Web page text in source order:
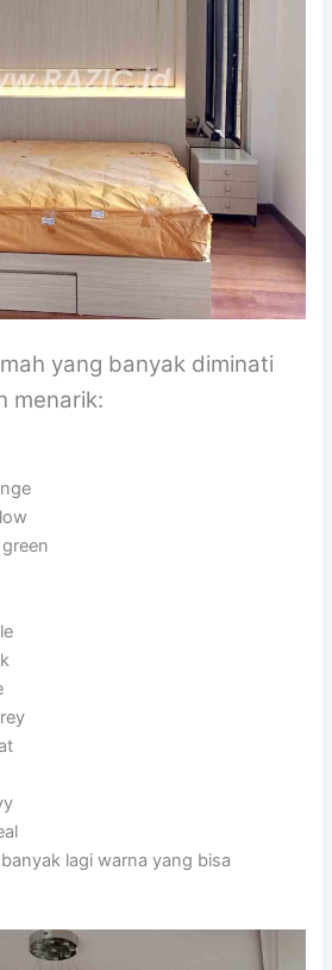
yang banyak diminati
menarik:
lagi warna yang bisa